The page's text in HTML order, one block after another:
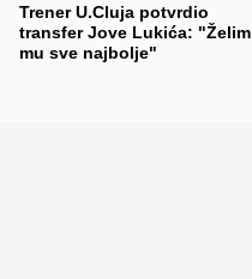
Trener U.Cluja potvrdio
transfer Jove Lukića: "Želim
mu sve najbolje"